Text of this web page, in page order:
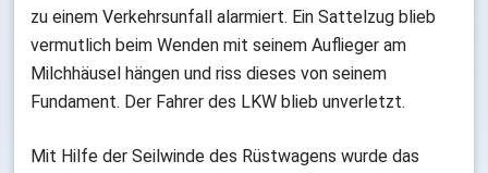
zu einem Verkehrsunfall alarmiert. Ein Sattelzug blieb
vermutlich beim Wenden mit seinem Auflieger am
Milchhäusel hängen und riss dieses von seinem
Fundament. Der Fahrer des LKW blieb unverletzt.
Mit Hilfe der Seilwinde des Rüstwagens wurde das